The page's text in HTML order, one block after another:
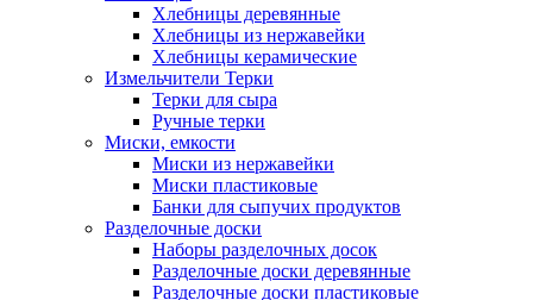
Хлебницы деревянные
Хлебницы из нержавейки
Хлебницы керамические
Измельчители Терки
Терки для сыра
Ручные терки
Миски, емкости
Миски из нержавейки
Миски пластиковые
Банки для сыпучих продуктов
Разделочные доски
Наборы разделочных досок
Разделочные доски деревянные
Разделочные доски пластиковые